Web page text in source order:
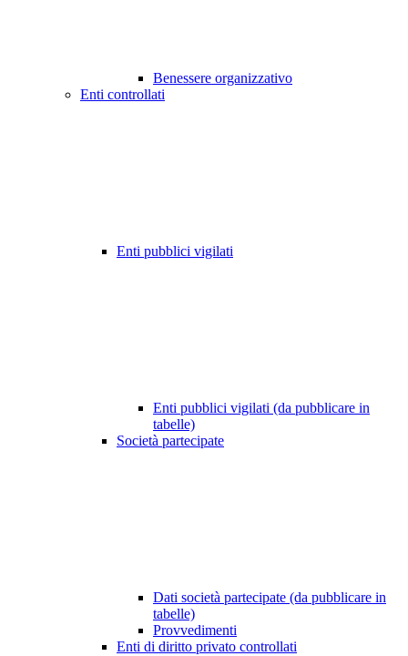
Benessere organizzativo
Enti controllati
Enti pubblici vigilati
Enti pubblici vigilati (da pubblicare in
tabelle)
Società partecipate
Dati società partecipate (da pubblicare in
tabelle)
Provvedimenti
Enti di diritto privato controllati